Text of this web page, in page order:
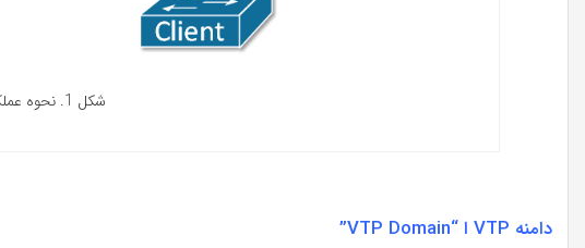
شکل 1. نحوه عملکرد VTP
دامنه VTP ا “VTP Domain”